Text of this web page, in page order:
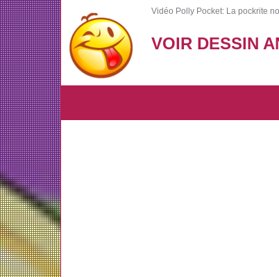
Vidéo Polly Pocket: La pockrite
VOIR DESSIN